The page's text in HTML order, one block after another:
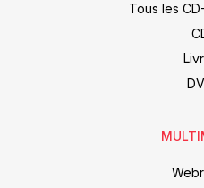
Tous les